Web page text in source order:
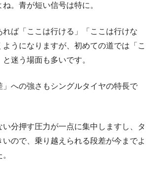
。青が短い信号は特に。
れば「ここは行ける」「ここは行けな
うになりますが、初めての道では「こ
迷う場面も多いです。
」への強さもシングルタイヤの特長で
い分押す圧力が一点に集中しますし、タ
いので、乗り越えられる段差が今までよ